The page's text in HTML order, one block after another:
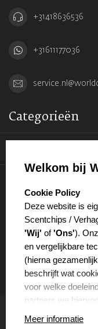
+31418636536
+31611177036
Categorieën
Welkom bij
select language
Cookie Policy
Deze website is
Scentchips /
'Wij' of'Ons').
en vergelijkbare
(hierna
beschrijft wat
voor welke
partners we
Meer informatie